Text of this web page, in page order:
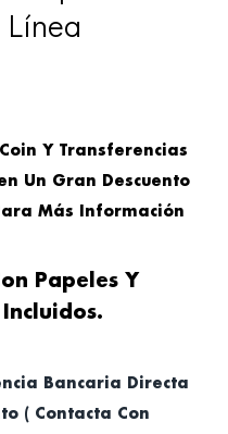
Línea
Y Transferencias
Un Gran Descuento
Más Información
Papeles Y
Incluidos.
Bancaria Directa
( Contacta Con